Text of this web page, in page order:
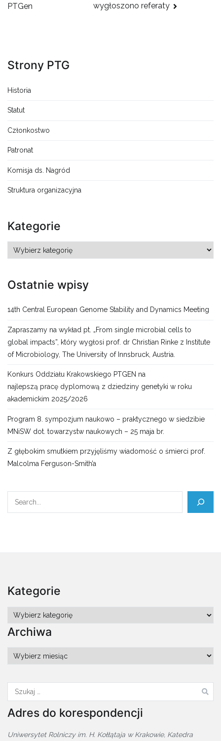
PTGen
wygłoszono referaty
Strony PTG
Historia
Statut
Członkostwo
Patronat
Komisja ds. Nagród
Struktura organizacyjna
Kategorie
Kategorie
Ostatnie wpisy
14th Central European Genome Stability and Dynamics Meeting
Zapraszamy na wykład pt. „From single microbial cells to
global impacts”, który wygłosi prof. dr Christian Rinke z Institute
of Microbiology, The University of Innsbruck, Austria.
Konkurs Oddziału Krakowskiego PTGEN na
najlepszą pracę dyplomową z dziedziny genetyki w roku
akademickim 2025/2026
Program 8. sympozjum naukowo – praktycznego w siedzibie
MNiSW dot. towarzystw naukowych – 25 maja br.
Z głębokim smutkiem przyjęliśmy wiadomość o śmierci prof.
Malcolma Ferguson-Smith’a
Kategorie
Kategorie
Archiwa
Archiwa
Szukaj:
Adres do korespondencji
Uniwersytet Rolniczy im. H. Kołłątaja w Krakowie, Katedra